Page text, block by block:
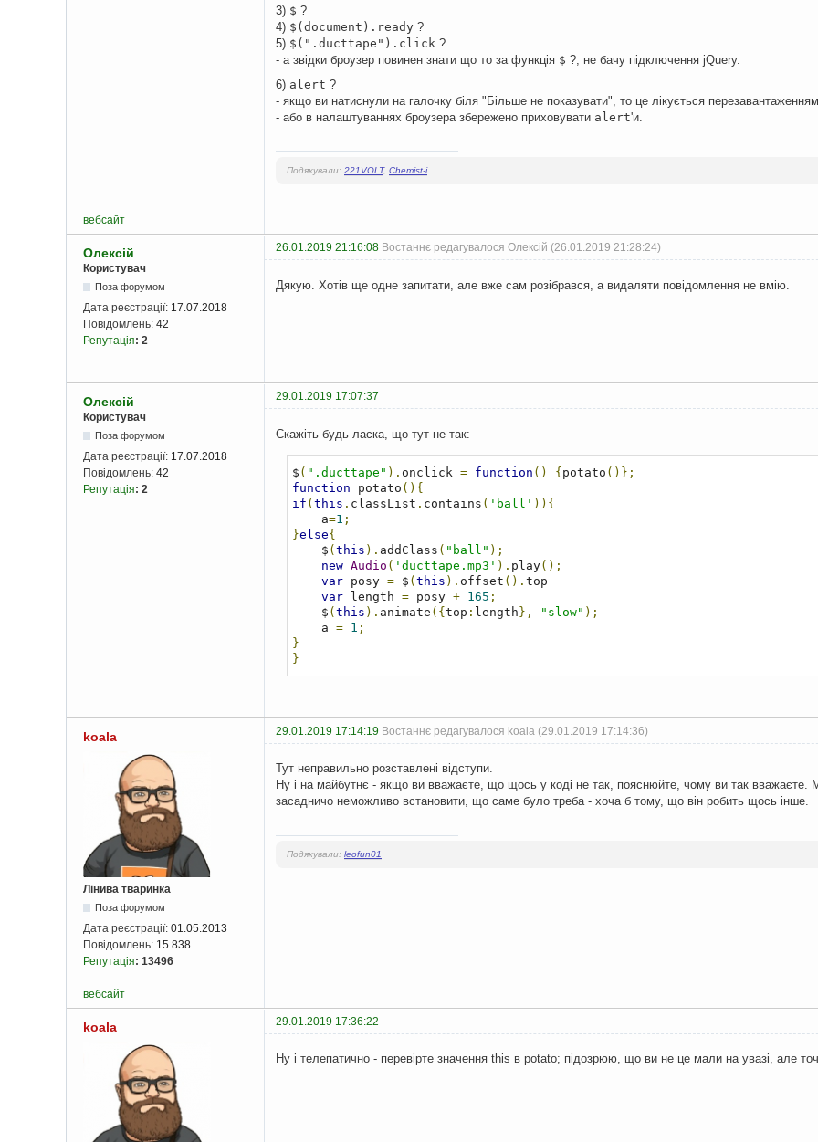
3) $ ?
4) $(document).ready ?
5) $(".ducttape").click ?
- а звідки броузер повинен знати що то за функція $ ?, не бачу підключення jQuery.
6) alert ?
- якщо ви натиснули на галочку біля "Більше не показувати", то це лікується
- або в налаштуваннях броузера збережено приховувати alert'и.
Подякували: 221VOLT, Chemist-i
вебсайт
Олексій 26.01.2019 21:16:08 Востаннє редагувалося Олексій (26.01.2019 21:28:24)
Користувач
Поза форумом
Дата реєстрації: 17.07.2018
Повідомлень: 42
Репутація: 2
Дякую. Хотів ще одне запитати, але вже сам розібрався, а видаляти повідомлення не вмію.
Олексій
29.01.2019 17:07:37
Користувач
Поза форумом
Дата реєстрації: 17.07.2018
Повідомлень: 42
Репутація: 2
Скажіть будь ласка, що тут не так:
$ ( ".ducttape" ). onclick = function () {potato ()};
function potato (){
if (this . classList . contains ( 'ball' )){
    a
=1 ;
}else{
    $
(this ). addClass ( "ball" );
new Audio ( 'ducttape.mp3' ). play();
var posy = $ (this ). offset (). top
var length = posy + 165 ;
    $
(this ). animate ({top : length}, "slow" );
    a
= 1 ;
}
}
koala 29.01.2019 17:14:19 Востаннє редагувалося koala (29.01.2019 17:14:36)
Лінива тваринка
Поза форумом
Дата реєстрації: 01.05.2013
Повідомлень: 15 838
Репутація: 13496
Тут неправильно розставлені відступи.
Ну і на майбутнє - якщо ви вважаєте, що щось у коді не так, пояснюйте, чому ви так вважаєте.
засадничо неможливо встановити, що саме було треба - хоча б тому, що він робить щось інше.
Подякували: leofun01
вебсайт
koala 29.01.2019 17:36:22
Ну і телепатично - перевірте значення this в potato; підозрюю, що ви не це мали на увазі, але